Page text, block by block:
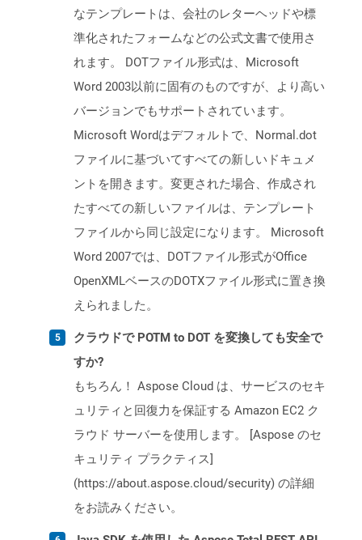
なテンプレートは、会社のレターヘッドや標
準化されたフォームなどの公式文書で使用さ
れます。 DOTファイル形式は、Microsoft
Word 2003以前に固有のものですが、より高い
バージョンでもサポートされています。
Microsoft Wordはデフォルトで、Normal.dot
ファイルに基づいてすべての新しいドキュメ
ントを開きます。変更された場合、作成され
たすべての新しいファイルは、テンプレート
ファイルから同じ設定になります。 Microsoft
Word 2007では、DOTファイル形式がOffice
OpenXMLベースのDOTXファイル形式に置き換
えられました。
クラウドで POTM to DOT を変換しても安全で
すか?
もちろん！ Aspose Cloud は、サービスのセキ
ュリティと回復力を保証する Amazon EC2 ク
ラウド サーバーを使用します。 [Aspose のセ
キュリティ プラクティス]
(https://about.aspose.cloud/security) の詳細
をお読みください。